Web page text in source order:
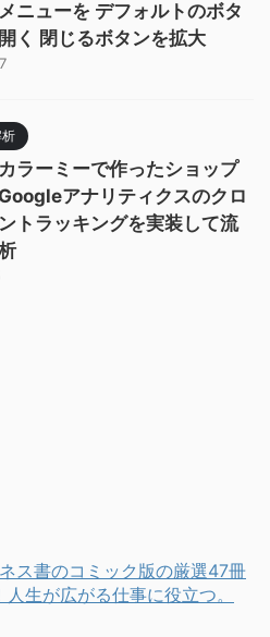
ニューを デフォルトのボタ
く 閉じるボタンを拡大
カラーミーで作ったショップ
アナリティクスのクロ
トラッキングを実装して流
ス書のコミック版の厳選47冊
生が広がる仕事に役立つ。